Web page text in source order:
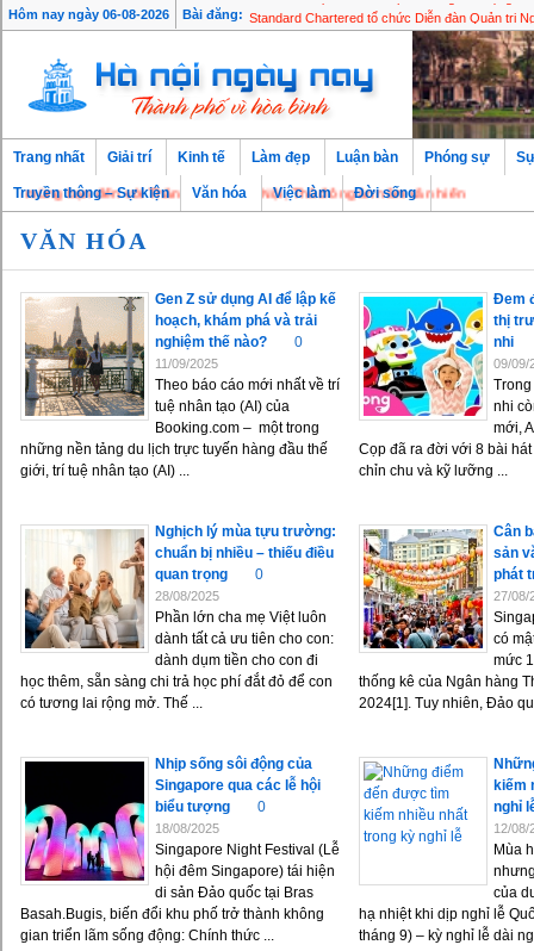
Hôm nay ngày 06-08-2026
Bài đăng:
Standard Chartered tổ chức Diễn đàn Quản trị
Du khách Việt ưu tiên du lịch hướng đến cộng
bạn đến với Thăng Long - Hà Nội, Thủ đô ngàn năm văn hiến
Trang nhất Giải trí Kinh tế Làm đẹp Luận bàn Phóng sự
Truyền thông – Sự kiện Văn hóa Việc làm Đời sống
VĂN HÓA
Gen Z sử dụng AI để lập kế
hoạch, khám phá và trải
nghiệm thế nào?
0
11/09/2025
Theo báo cáo mới nhất về trí
tuệ nhân tạo (AI) của
Booking.com – một trong
những nền tảng du lịch trực tuyến hàng đầu thế
giới, trí tuệ nhân tạo (AI) ...
Đem
thị
nhi
09/09/
nhi
mới,
Cọp đã ra đời với 8 bài
chỉn chu và kỹ lưỡng ...
Nghịch lý mùa tựu trường:
chuẩn bị nhiều – thiếu điều
quan trọng
0
28/08/2025
Phần lớn cha mẹ Việt luôn
dành tất cả ưu tiên cho con:
dành dụm tiền cho con đi
học thêm, sẵn sàng chi trả học phí đắt đỏ để con
có tương lai rộng mở. Thế ...
Cân
sản
phát
27/08/
có
mức
thống kê của Ngân hàng
2024[1]. Tuy nhiên, Đảo
Nhịp sống sôi động của
Singapore qua các lễ hội
biểu tượng
0
18/08/2025
Singapore Night Festival (Lễ
hội đêm Singapore) tái hiện
di sản Đảo quốc tại Bras
Basah.Bugis, biến đổi khu phố trở thành không
gian triển lãm sống động: Chính thức ...
kiếm
nghỉ
12/08/
Mùa
của
hạ nhiệt khi dịp nghỉ lễ
tháng 9) – kỳ nghỉ lễ dài